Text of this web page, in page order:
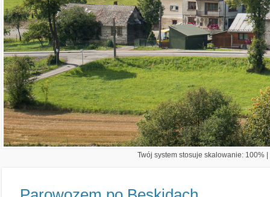
Twój system stosuje skalowanie: 100%